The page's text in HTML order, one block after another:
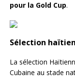
pour la Gold Cup.
Sélection
La sélection
Cubaine au stade